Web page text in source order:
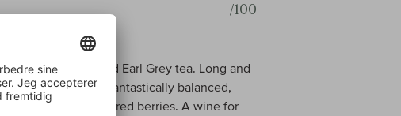
/100
black cherry, and Earl Grey tea. Long and
finesse. It is fantastically balanced,
earth and ripe red berries. A wine for